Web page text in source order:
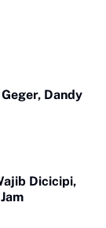
Dandy
Dicicipi,